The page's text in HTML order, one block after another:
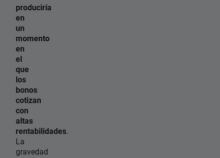
produciría
en
un
momento
en
el
que
los
bonos
cotizan
con
altas
rentabilidades.
La
gravedad